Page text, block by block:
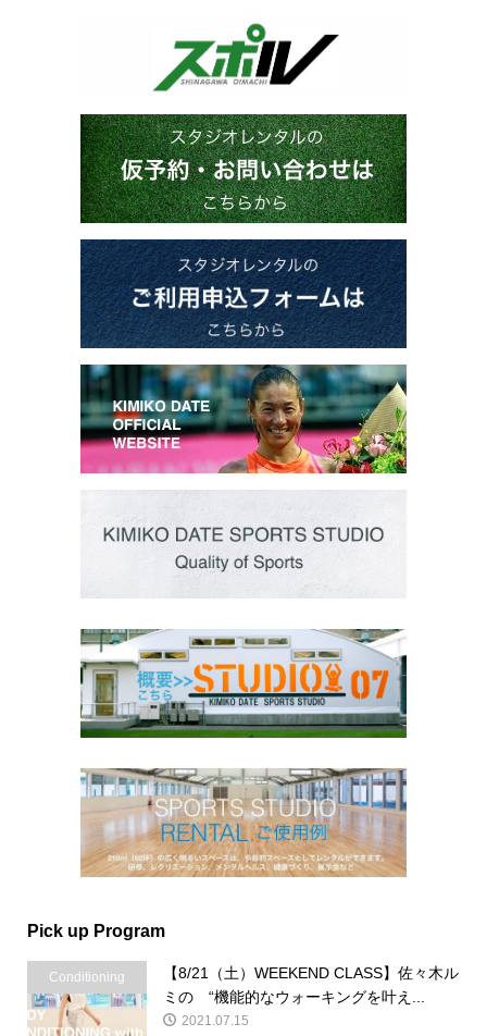
Pick up Program
Conditioning
【8/21（土）WEEKEND CLASS】佐々木ル
ミの “機能的なウォーキングを叶え...
2021.07.15